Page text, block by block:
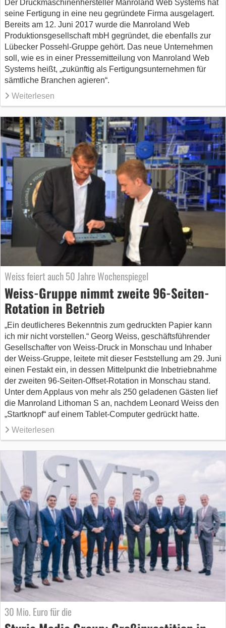
Der Druckmaschinenhersteller Manroland Web Systems hat
seine Fertigung in eine neu gegründete Firma ausgelagert.
Bereits am 12. Juni 2017 wurde die Manroland Web
Produktionsgesellschaft mbH gegründet, die ebenfalls zur
Lübecker Possehl-Gruppe gehört. Das neue Unternehmen
soll, wie es in einer Pressemitteilung von Manroland Web
Systems heißt, „zukünftig als Fertigungsunternehmen für
sämtliche Branchen agieren“.
Weiterlesen
Weiss feiert auch 50 Jahre Wochenspiegel
Weiss-Gruppe nimmt zweite 96-Seiten-
Rotation in Betrieb
„Ein deutlicheres Bekenntnis zum gedruckten Papier kann
ich mir nicht vorstellen.“ Georg Weiss, geschäftsführender
Gesellschafter von Weiss-Druck in Monschau und Inhaber
der Weiss-Gruppe, leitete mit dieser Feststellung am 29. Juni
einen Festakt ein, in dessen Mittelpunkt die Inbetriebnahme
der zweiten 96-Seiten-Offset-Rotation in Monschau stand.
Unter dem Applaus von mehr als 250 geladenen Gästen lief
die Manroland Lithoman S an, nachdem Leonard Weiss den
„Startknopf“ auf einem Tablet-Computer gedrückt hatte.
Weiterlesen
30 Mio. Euro für die